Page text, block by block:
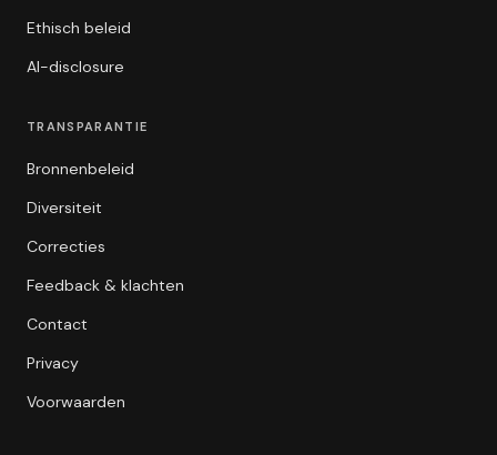
Ethisch beleid
AI-disclosure
TRANSPARANTIE
Bronnenbeleid
Diversiteit
Correcties
Feedback & klachten
Contact
Privacy
Voorwaarden